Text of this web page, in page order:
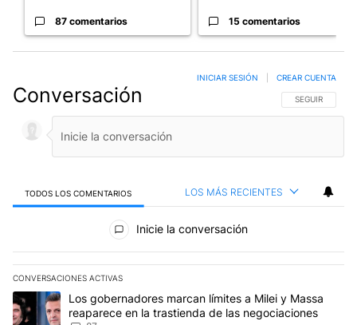
87 comentarios 15 comentarios
Conversación SIGA ESTA
SEGUIR
INICIAR SESIÓN CREAR CUENTA
TODOS LOS COMENTARIOS LOS MÁS RECIENTES
Todos los comentarios
Inicie la conversación
CONVERSACIONES ACTIVAS
Este listado muestra los artículos con más comentarios en los
Un artículo de tendencia con el título "Los gobernadores marcan
Los gobernadores marcan límites a Milei y Massa
reaparece en la trastienda de las negociaciones